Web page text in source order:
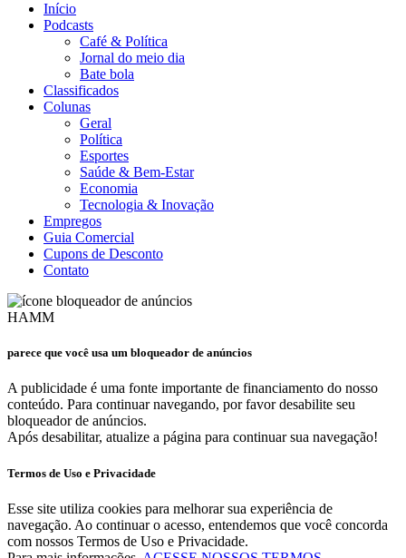
Início
Podcasts
Café & Política
Jornal do meio dia
Bate bola
Classificados
Colunas
Geral
Política
Esportes
Saúde & Bem-Estar
Economia
Tecnologia & Inovação
Empregos
Guia Comercial
Cupons de Desconto
Contato
HAMM
parece que você usa um bloqueador de anúncios
A publicidade é uma fonte importante de financiamento do nosso
conteúdo. Para continuar navegando, por favor desabilite seu
bloqueador de anúncios.
Após desabilitar, atualize a página para continuar sua navegação!
Termos de Uso e Privacidade
Esse site utiliza cookies para melhorar sua experiência de
navegação. Ao continuar o acesso, entendemos que você concorda
com nossos Termos de Uso e Privacidade.